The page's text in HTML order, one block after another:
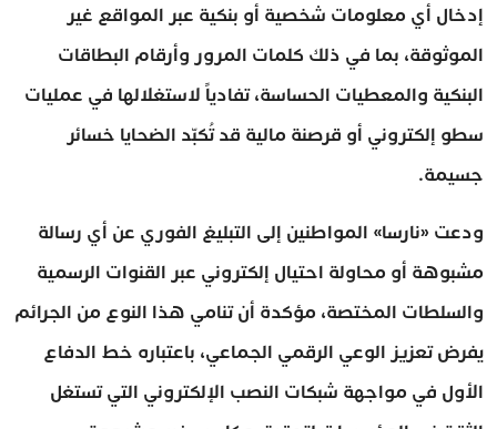
إدخال أي معلومات شخصية أو بنكية عبر المواقع غير
الموثوقة، بما في ذلك كلمات المرور وأرقام البطاقات
البنكية والمعطيات الحساسة، تفادياً لاستغلالها في عمليات
سطو إلكتروني أو قرصنة مالية قد تُكبّد الضحايا خسائر
جسيمة.
ودعت «نارسا» المواطنين إلى التبليغ الفوري عن أي رسالة
مشبوهة أو محاولة احتيال إلكتروني عبر القنوات الرسمية
والسلطات المختصة، مؤكدة أن تنامي هذا النوع من الجرائم
يفرض تعزيز الوعي الرقمي الجماعي، باعتباره خط الدفاع
الأول في مواجهة شبكات النصب الإلكتروني التي تستغل